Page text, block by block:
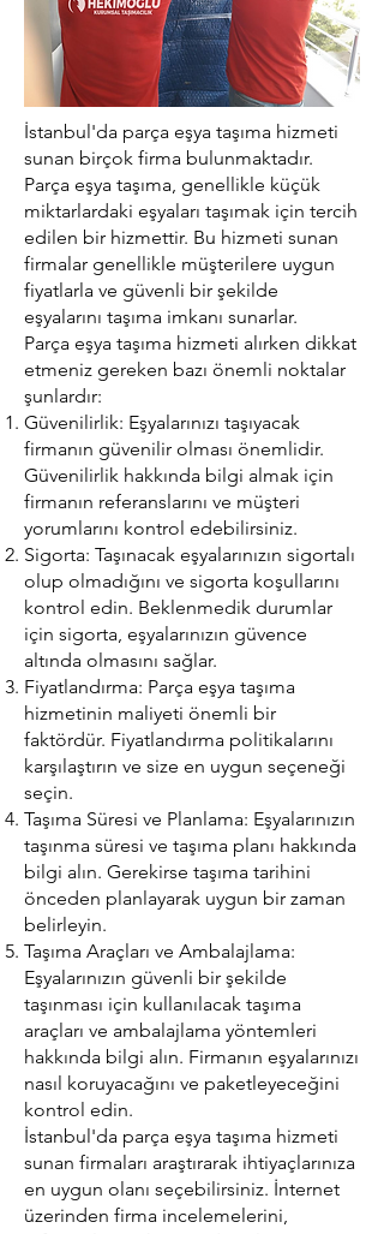
İstanbul'da parça eşya taşıma hizmeti
sunan birçok firma bulunmaktadır.
Parça eşya taşıma, genellikle küçük
miktarlardaki eşyaları taşımak için tercih
edilen bir hizmettir. Bu hizmeti sunan
firmalar genellikle müşterilere uygun
fiyatlarla ve güvenli bir şekilde
eşyalarını taşıma imkanı sunarlar.
Parça eşya taşıma hizmeti alırken dikkat
etmeniz gereken bazı önemli noktalar
şunlardır:
Güvenilirlik: Eşyalarınızı taşıyacak
firmanın güvenilir olması önemlidir.
Güvenilirlik hakkında bilgi almak için
firmanın referanslarını ve müşteri
yorumlarını kontrol edebilirsiniz.
Sigorta: Taşınacak eşyalarınızın sigortalı
olup olmadığını ve sigorta koşullarını
kontrol edin. Beklenmedik durumlar
için sigorta, eşyalarınızın güvence
altında olmasını sağlar.
Fiyatlandırma: Parça eşya taşıma
hizmetinin maliyeti önemli bir
faktördür. Fiyatlandırma politikalarını
karşılaştırın ve size en uygun seçeneği
seçin.
Taşıma Süresi ve Planlama: Eşyalarınızın
taşınma süresi ve taşıma planı hakkında
bilgi alın. Gerekirse taşıma tarihini
önceden planlayarak uygun bir zaman
belirleyin.
Taşıma Araçları ve Ambalajlama:
Eşyalarınızın güvenli bir şekilde
taşınması için kullanılacak taşıma
araçları ve ambalajlama yöntemleri
hakkında bilgi alın. Firmanın eşyalarınızı
nasıl koruyacağını ve paketleyeceğini
kontrol edin.
İstanbul'da parça eşya taşıma hizmeti
sunan firmaları araştırarak ihtiyaçlarınıza
en uygun olanı seçebilirsiniz. İnternet
üzerinden firma incelemelerini,